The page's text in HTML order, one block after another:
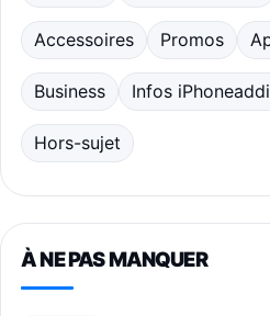
Accessoires Promos
Business Infos
Hors-sujet
À NE PAS MANQUER